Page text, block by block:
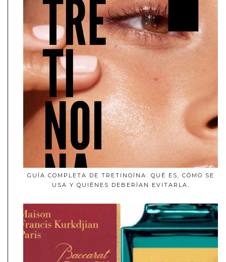
GUÍA COMPLETA DE TRETINOÍNA: QUÉ ES, CÓMO SE
USA Y QUIÉNES DEBERÍAN EVITARLA.